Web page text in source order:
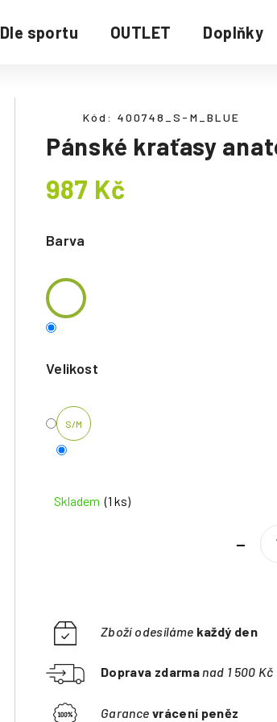
Dle sportu OUTLET Doplňky
Pánské kraťasy
Barva
Velikost
S/M
Skladem (1 ks)
−
Zboží odesíláme každý den
Doprava zdarma nad 1 500 Kč
Garance vrácení peněz
Kód: 400748_S-M_BLUE
987 Kč